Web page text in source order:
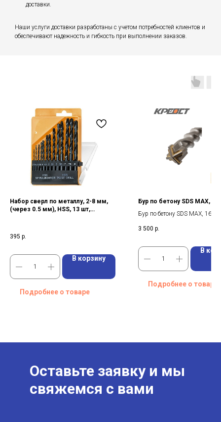
доставки.
Наши услуги доставки разработаны с учетом потребностей клиентов и
обеспечивают надежность и гибкость при выполнении заказов.
Набор сверл по металлу, 2-8 мм,
(через 0.5 мм), HSS, 13 шт,
395 р.
В корзину
Подробнее о товаре
Бур пo бетону SDS MAX,
Бур пo бетону SDS MAX,
3 500 р.
В
Подробнее о товаре
Оставьте заявку и мы
свяжемся с вами